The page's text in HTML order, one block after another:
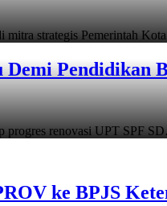
strategis Pemerintah
Pendidikan
progres renovasi UPT SPF
ke BPJS